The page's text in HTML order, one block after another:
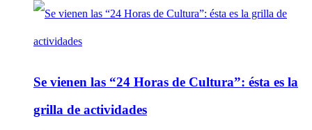
Se vienen las “24 Horas de Cultura”: ésta es la
grilla de actividades